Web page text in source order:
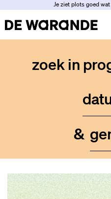
Je ziet plots goed
zoek in
&